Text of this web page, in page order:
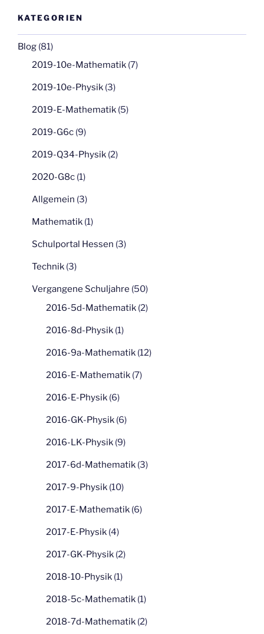
KATEGORIEN
Blog (81)
2019-10e-Mathematik (7)
2019-10e-Physik (3)
2019-E-Mathematik (5)
2019-G6c (9)
2019-Q34-Physik (2)
2020-G8c (1)
Allgemein (3)
Mathematik (1)
Schulportal Hessen (3)
Technik (3)
Vergangene Schuljahre (50)
2016-5d-Mathematik (2)
2016-8d-Physik (1)
2016-9a-Mathematik (12)
2016-E-Mathematik (7)
2016-E-Physik (6)
2016-GK-Physik (6)
2016-LK-Physik (9)
2017-6d-Mathematik (3)
2017-9-Physik (10)
2017-E-Mathematik (6)
2017-E-Physik (4)
2017-GK-Physik (2)
2018-10-Physik (1)
2018-5c-Mathematik (1)
2018-7d-Mathematik (2)